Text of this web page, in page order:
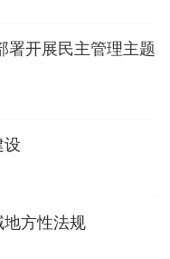
署开展民主管理主题
设
方性法规